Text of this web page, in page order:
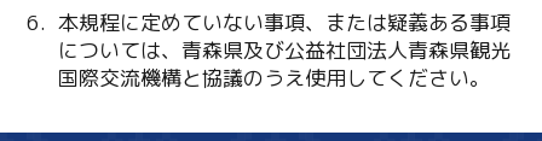
本規程に定めていない事項、または疑義ある事項
については、青森県及び公益社団法人青森県観光
国際交流機構と協議のうえ使用してください。